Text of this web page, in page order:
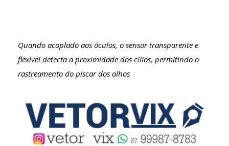
Quando acoplado aos óculos, o sensor transparente e
flexível detecta a proximidade dos cílios, permitindo o
rastreamento do piscar dos olhos